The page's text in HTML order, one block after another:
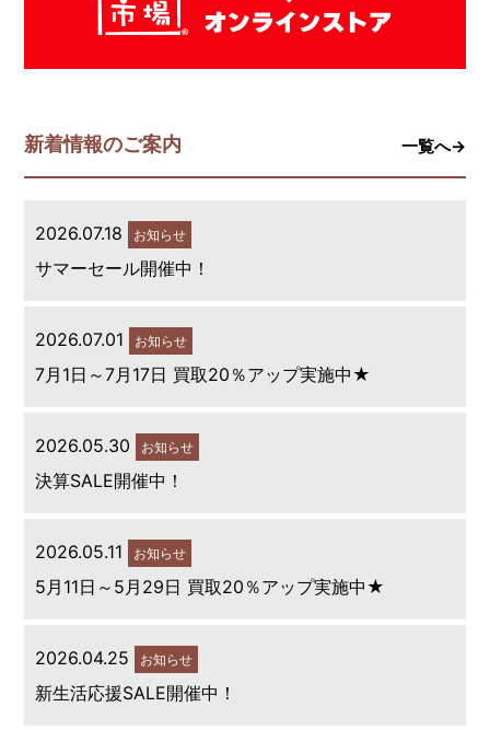
新着情報のご案内 一覧へ→
2026.07.18 お知らせ
サマーセール開催中！
2026.07.01 お知らせ
7月1日～7月17日 買取20％アップ実施中★
2026.05.30 お知らせ
決算SALE開催中！
2026.05.11 お知らせ
5月11日～5月29日 買取20％アップ実施中★
2026.04.25 お知らせ
新生活応援SALE開催中！